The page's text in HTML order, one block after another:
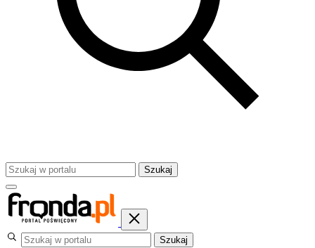
Szukaj
Szukaj